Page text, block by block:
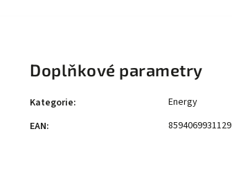
Doplňkové parametry
Kategorie:
Energy
EAN: 8594069931129